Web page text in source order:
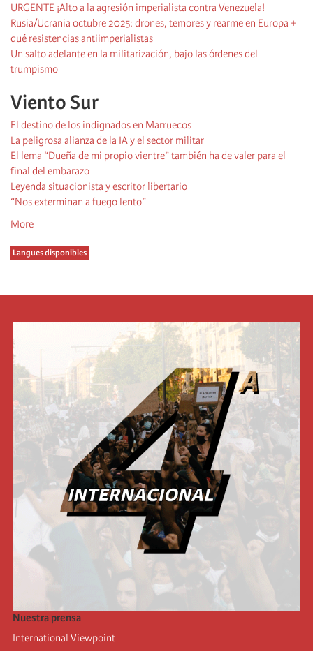
URGENTE ¡Alto a la agresión imperialista contra Venezuela!
Rusia/Ucrania octubre 2025: drones, temores y rearme en Europa +
qué resistencias antiimperialistas
Un salto adelante en la militarización, bajo las órdenes del
trumpismo
Viento Sur
El destino de los indignados en Marruecos
La peligrosa alianza de la IA y el sector militar
El lema “Dueña de mi propio vientre” también ha de valer para el
final del embarazo
Leyenda situacionista y escritor libertario
“Nos exterminan a fuego lento”
More
Langues disponibles
Nuestra prensa
International Viewpoint